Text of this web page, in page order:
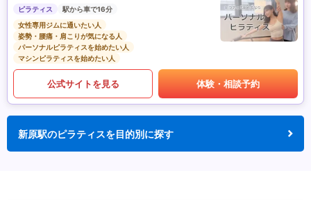
ピラティス
駅から車で16分
女性専用ジムに通いたい人
姿勢・腰痛・肩こりが気になる人
パーソナルピラティスを始めたい人
マシンピラティスを始めたい人
公式サイトを見る 体験・相談予約
新原駅のピラティスを目的別に探す